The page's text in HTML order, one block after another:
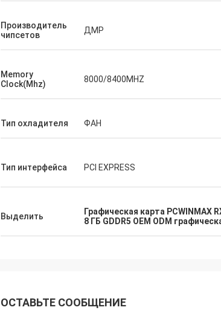
Производитель
чипсетов
ДМР
Memory
Clock(Mhz)
8000/8400MHZ
Тип охладителя ФАН
Тип интерфейса PCI EXPRESS
Выделить Графическая карта PCWINMAX
8 ГБ GDDR5 OEM ODM
ОСТАВЬТЕ СООБЩЕНИЕ